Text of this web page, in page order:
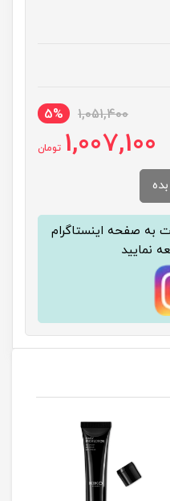
1,051,400
5%
1,007,100 تومان
به صفحه اینستاگرام
نمایید